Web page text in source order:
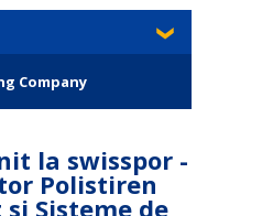
Company
la swisspor -
Polistiren
Sisteme de